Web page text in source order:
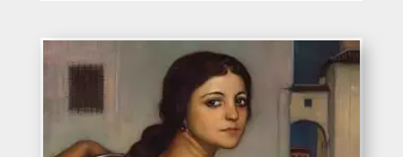
desde
330€
hasta
550€